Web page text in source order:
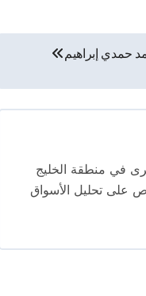
حمدي إبراهيم
الكبرى في منطقة الخليج
على تحليل الأسواق